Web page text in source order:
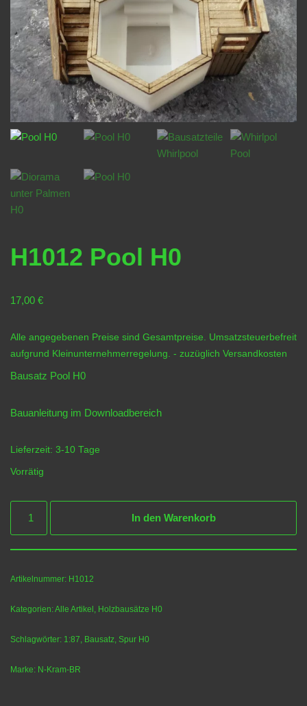
H1012 Pool H0
17,00 €
Alle angegebenen Preise sind Gesamtpreise. Umsatzsteuerbefreit
aufgrund Kleinunternehmerregelung. - zuzüglich Versandkosten
Bausatz Pool H0
Bauanleitung im Downloadbereich
Lieferzeit: 3-10 Tage
Vorrätig
In den Warenkorb
Artikelnummer: H1012
Kategorien:Alle Artikel Holzbausätze H0
Schlagwörter: 1:87 Bausatz Spur H0
Marke: N-Kram-BR